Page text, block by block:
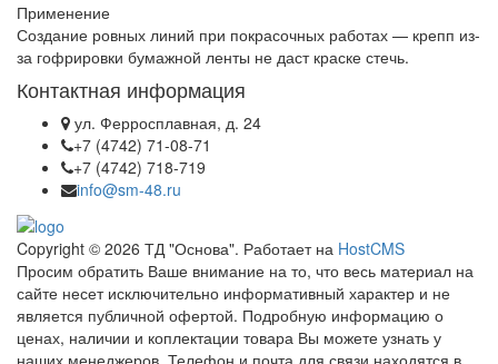
Применение
Создание ровных линий при покрасочных работах — крепп из-
за гофрировки бумажной ленты не даст краске стечь.
Контактная информация
ул. Ферросплавная, д. 24
+7 (4742) 71-08-71
+7 (4742) 718-719
info@sm-48.ru
Copyright © 2026 ТД "Основа". Работает на HostCMS
Просим обратить Ваше внимание на то, что весь материал на
сайте несет исключительно информативный характер и не
является публичной офертой. Подробную информацию о
ценах, наличии и коплектации товара Вы можете узнать у
наших менеджеров. Телефон и почта для связи находятся в